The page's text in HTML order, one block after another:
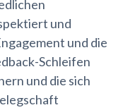
und
und die
Schleifen
und die sich